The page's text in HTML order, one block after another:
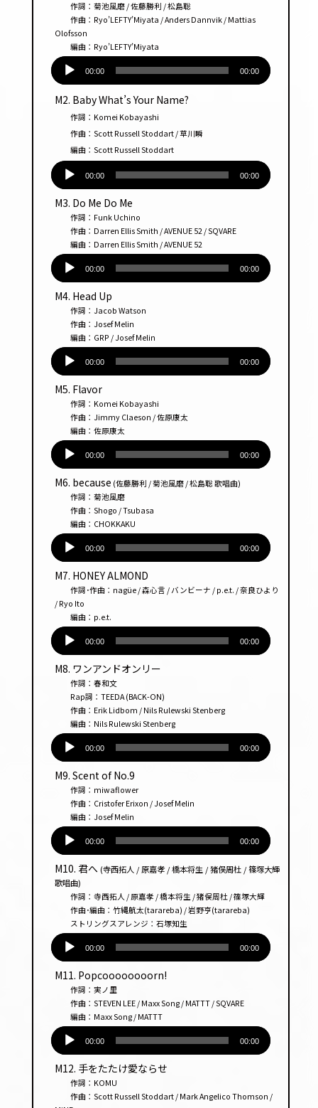
作詞：菊池風磨 / 佐藤勝利 / 松島聡
作曲：Ryo’LEFTY’Miyata / Anders Dannvik / Mattias
Olofsson
編曲：Ryo’LEFTY’Miyata
レー
00:00 00:00
M2. Baby What’s Your Name?
作詞：Komei Kobayashi
作曲：Scott Russell Stoddart / 草川瞬
編曲：Scott Russell Stoddart
レー
00:00 00:00
M3. Do Me Do Me
作詞：Funk Uchino
作曲：Darren Ellis Smith / AVENUE 52 / SQVARE
編曲：Darren Ellis Smith / AVENUE 52
レー
00:00 00:00
M4. Head Up
作詞：Jacob Watson
作曲：Josef Melin
編曲：GRP / Josef Melin
レー
00:00 00:00
M5. Flavor
作詞：Komei Kobayashi
作曲：Jimmy Claeson / 佐原康太
編曲：佐原康太
レー
00:00 00:00
M6. because (佐藤勝利 / 菊池風磨 / 松島聡 歌唱曲)
作詞：菊池風磨
作曲：Shogo / Tsubasa
編曲：CHOKKAKU
レー
ヤー
00:00 00:00
M7. HONEY ALMOND
作詞･作曲：nagüe / 森心言 / バンビーナ / p.e.t. / 奈良ひより
/ Ryo Ito
編曲：p.e.t.
レー
00:00 00:00
M8. ワンアンドオンリー
作詞：春和文
Rap詞：TEEDA (BACK-ON)
作曲：Erik Lidbom / Nils Rulewski Stenberg
編曲：Nils Rulewski Stenberg
レー
00:00 00:00
M9. Scent of No.9
作詞：miwaflower
作曲：Cristofer Erixon / Josef Melin
編曲：Josef Melin
レー
ヤー
00:00 00:00
M10. 君へ(寺西拓人 / 原嘉孝 / 橋本将生 / 猪俣周杜 / 篠塚大輝
歌唱曲)
作詞：寺西拓人 / 原嘉孝 / 橋本将生 / 猪俣周杜 / 篠塚大輝
作曲･編曲：竹縄航太(tarareba) / 岩野亨(tarareba)
ストリングスアレンジ：石塚知生
レー
00:00 00:00
M11. Popcoooooooorn!
作詞：実ノ里
作曲：STEVEN LEE / Maxx Song / MATTT / SQVARE
編曲：Maxx Song / MATTT
レー
00:00 00:00
M12. 手をたたけ愛ならせ
作詞：KOMU
作曲：Scott Russell Stoddart / Mark Angelico Thomson /